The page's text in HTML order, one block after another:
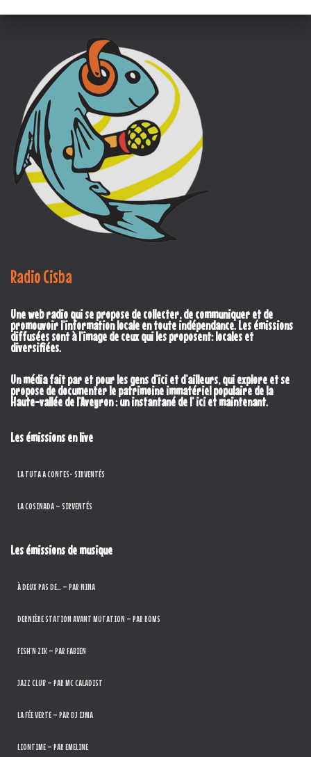
Radio Cisba
Une web radio qui se propose de collecter, de communiquer et de
promouvoir l’information locale en toute indépendance. Les émissions
diffusées sont à l’image de ceux qui les proposent: locales et
diversifiées.
Un média fait par et pour les gens d’ici et d’ailleurs, qui explore et se
propose de documenter le patrimoine immatériel populaire de la
Haute-vallée de l’Aveyron : un instantané de l’ ici et maintenant.
Les émissions en live
LA TUTA A CONTES- SIRVENTÉS
LA COSINADA – SIRVENTÉS
Les émissions de musique
À DEUX PAS DE… – PAR NINA
DERNIÈRE STATION AVANT MUTATION – PAR ROMS
FISH’N ZIK – PAR FABIEN
JAZZ CLUB – PAR MC CALADIST
LA FÉE VERTE – PAR DJ IJMA
LIONTIME – PAR EMELINE